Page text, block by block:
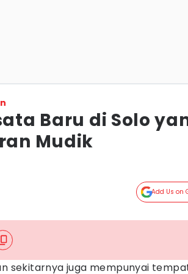
Baru di Solo
Mudik
Add Us on
sekitarnya juga mempunyai